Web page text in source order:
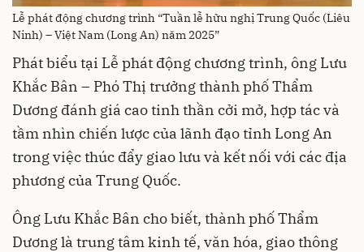
Lễ phát động chương trình “Tuần lễ hữu nghị Trung Quốc (Liêu
Ninh) – Việt Nam (Long An) năm 2025”
Phát biểu tại Lễ phát động chương trình, ông Lưu
Khắc Bân – Phó Thị trưởng thành phố Thẩm
Dương đánh giá cao tinh thần cởi mở, hợp tác và
tầm nhìn chiến lược của lãnh đạo tỉnh Long An
trong việc thúc đẩy giao lưu và kết nối với các địa
phương của Trung Quốc.
Ông Lưu Khắc Bân cho biết, thành phố Thẩm
Dương là trung tâm kinh tế, văn hóa, giao thông